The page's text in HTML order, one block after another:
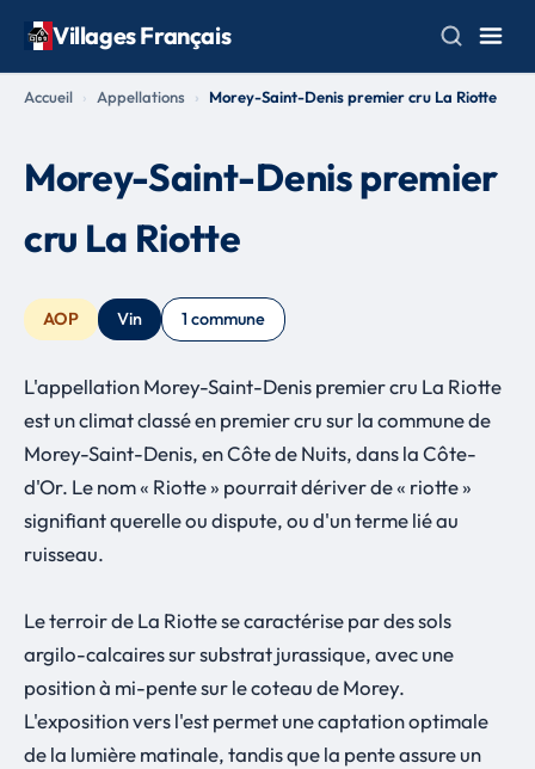
Villages Français
Accueil Appellations Morey-Saint-Denis premier cru La Riotte
Morey-Saint-Denis premier
cru La Riotte
AOP Vin 1 commune
L'appellation Morey-Saint-Denis premier cru La Riotte
est un climat classé en premier cru sur la commune de
Morey-Saint-Denis, en Côte de Nuits, dans la Côte-
d'Or. Le nom « Riotte » pourrait dériver de « riotte »
signifiant querelle ou dispute, ou d'un terme lié au
ruisseau.
Le terroir de La Riotte se caractérise par des sols
argilo-calcaires sur substrat jurassique, avec une
position à mi-pente sur le coteau de Morey.
L'exposition vers l'est permet une captation optimale
de la lumière matinale, tandis que la pente assure un